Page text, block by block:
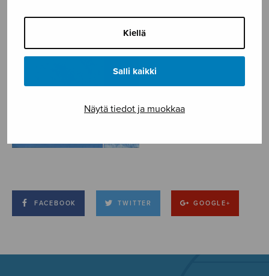
Kiellä
Salli kaikki
Näytä tiedot ja muokkaa
FACEBOOK TWITTER GOOGLE+